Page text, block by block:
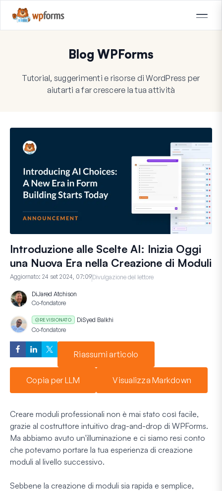
Blog WPForms
Tutorial, suggerimenti e risorse di WordPress per
aiutarti a far crescere la tua attività
Introduzione alle Scelte AI: Inizia Oggi
una Nuova Era nella Creazione di Moduli
Aggiornato: 24 set 2024, 07:09Divulgazione del lettore
DiJared Atchison
Co-fondatore
REVISIONATO DiSyed Balkhi
Co-fondatore
Riassumi articolo
Copia per LLM Visualizza Markdown
Creare moduli professionali non è mai stato così facile,
grazie al costruttore intuitivo drag-and-drop di WPForms.
Ma abbiamo avuto un'illuminazione e ci siamo resi conto
che potevamo portare la tua esperienza di creazione
moduli al livello successivo.
Sebbene la creazione di moduli sia rapida e semplice,